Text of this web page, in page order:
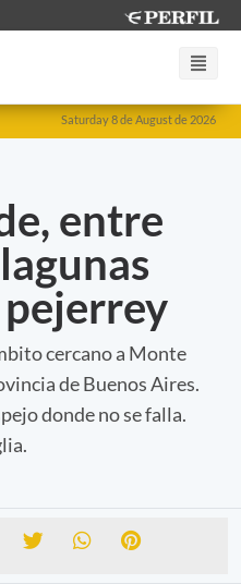
Saturday 8 de August de 2026
entre
pejerrey
cercano a Monte
de Buenos Aires.
donde no se falla.